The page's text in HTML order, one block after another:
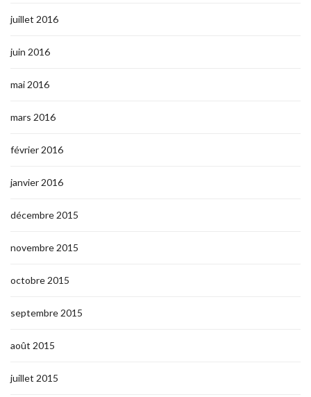
juillet 2016
juin 2016
mai 2016
mars 2016
février 2016
janvier 2016
décembre 2015
novembre 2015
octobre 2015
septembre 2015
août 2015
juillet 2015